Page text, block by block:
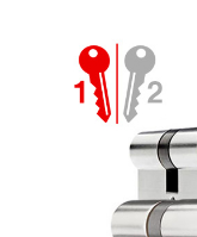
GS-Anlage